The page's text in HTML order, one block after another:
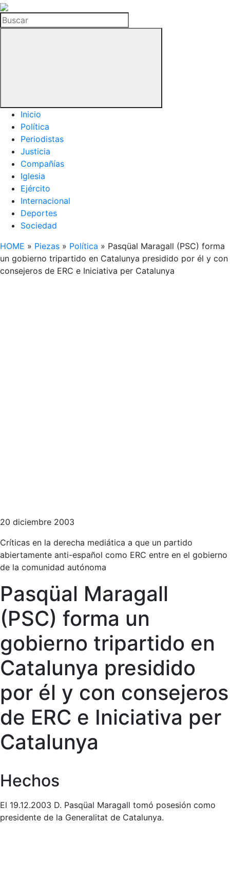
La
Hemeroteca
del
Buscar
Inicio
Política
Periodistas
Justicia
Compañías
Iglesia
Ejército
Internacional
Deportes
Sociedad
HOME » Piezas » Política » Pasqüal Maragall (PSC) forma
un gobierno tripartido en Catalunya presidido por él y con
consejeros de ERC e Iniciativa per Catalunya
20 diciembre 2003
Críticas en la derecha mediática a que un partido
abiertamente anti-español como ERC entre en el gobierno
de la comunidad autónoma
Pasqüal Maragall
(PSC) forma un
gobierno tripartido en
Catalunya presidido
por él y con consejeros
de ERC e Iniciativa per
Catalunya
Hechos
El 19.12.2003 D. Pasqüal Maragall tomó posesión como
presidente de la Generalitat de Catalunya.